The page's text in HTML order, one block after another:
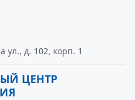
ул., д. 102, корп. 1
ЦЕНТР